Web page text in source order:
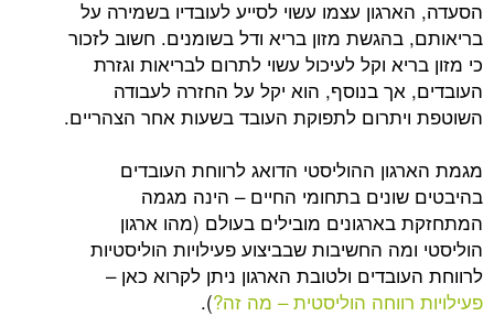
עצמו עשוי לסייע לעובדיו בשמירה על
מזון בריא ודל בשומנים. חשוב לזכור
וקל לעיכול עשוי לתרום לבריאות וגזרת
בנוסף, הוא יקל על החזרה לעבודה
לתפוקת העובד בשעות אחר הצהריים.
ההוליסטי הדואג לרווחת העובדים
בתחומי החיים – הינה מגמה
מובילים בעולם (מהו ארגון
החשיבות שבביצוע פעילויות הוליסטיות
ולטובת הארגון ניתן לקרוא כאן –
הוליסטית – מה זה?).